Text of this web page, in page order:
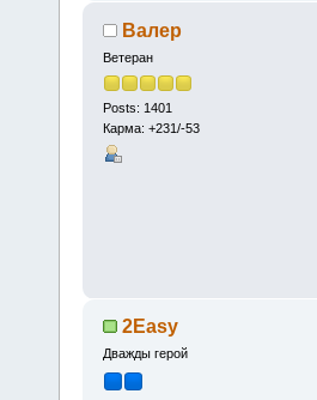
Валер
Ветеран
Posts: 1401
Карма: +231/-53
2Easy
Дважды герой